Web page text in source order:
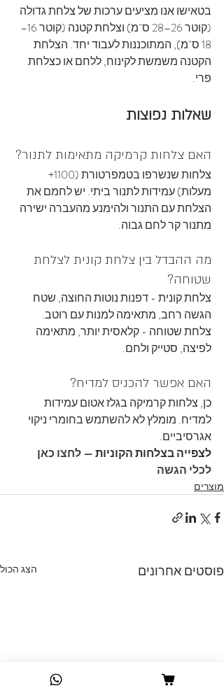
בטאישו אנו מציעים ערכות של צלחת גדולה
(קוטר 26–28 ס"מ) וצלחת קטנה (קוטר 16–
18 ס"מ), המתוכננות לעבוד יחד. הצלחת
הקטנה משמשת לקינוח, ללחם או כצלחת
פרי.
שאלות נפוצות
האם צלחות קרמיקה מתאימות לתנור?
צלחות שנשרפו בטמפרטורת (1100+
מעלות) עמידות לתנור ביתי. יש לחמם את
הצלחת עם התנור ולהימנע מהעברה ישירה
מתנור קר לחם גבוה.
מה ההבדל בין צלחת קונית לצלחת
שטוחה?
צלחת קונית - דפנות נוטות החוצה, שטח
הגשה רחב, מתאימה למנות עם רוטב.
צלחת שטוחה - קלאסית יותר, מתאימה
לפיצה, סטייק ולחם.
האם אפשר להכניס למדיח?
כן, צלחות קרמיקה בגלז אטום עמידות
למדיח. מומלץ לא להשתמש בחומרי ניקוי
אגרסיביים.
לצפייה בצלחות הקוניות — לחצו כאן
לכלי הגשה
מוצרים
פוסטים אחרונים הצג הכול